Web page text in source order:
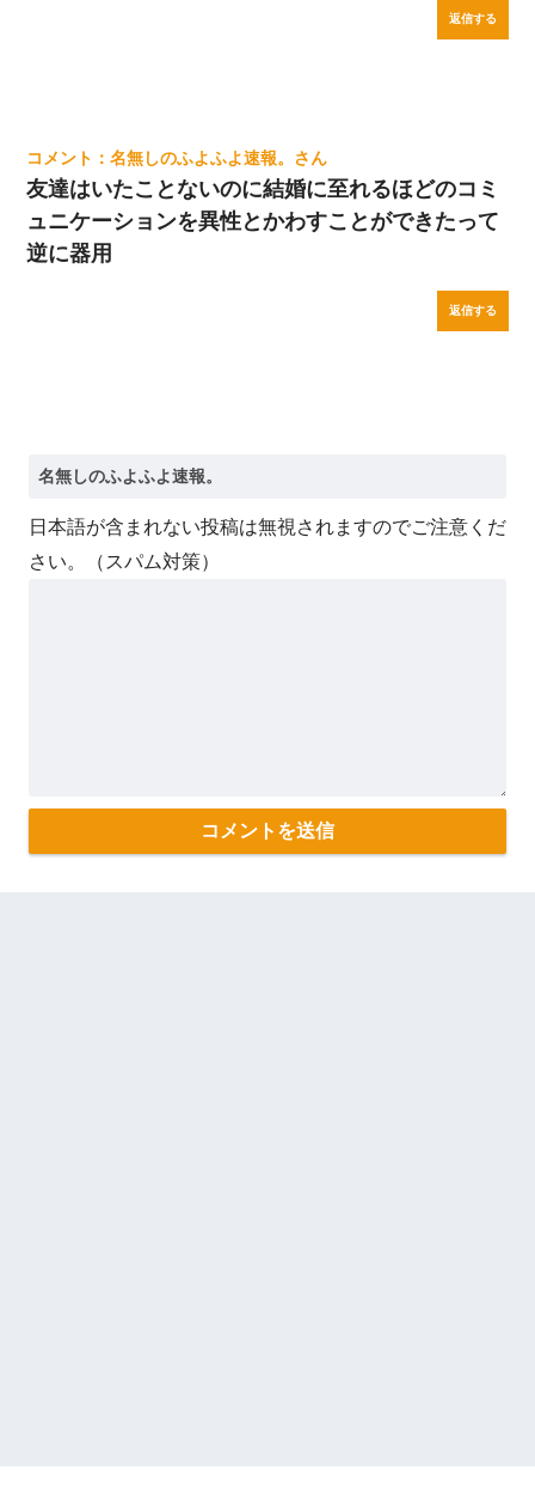
返信する
名無しのふよふよ速報。
友達はいたことないのに結婚に至れるほどのコミ
ュニケーションを異性とかわすことができたって
逆に器用
返信する
日本語が含まれない投稿は無視されますのでご注意くだ
さい。（スパム対策）